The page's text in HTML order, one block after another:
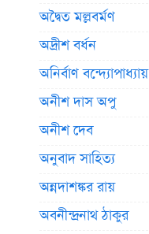
অদ্বৈত মল্লবর্মণ
অদ্রীশ বর্ধন
অনির্বাণ বন্দ্যোপাধ্যায়
অনীশ দাস অপু
অনীশ দেব
অনুবাদ সাহিত্য
অন্নদাশঙ্কর রায়
অবনীন্দ্রনাথ ঠাকুর